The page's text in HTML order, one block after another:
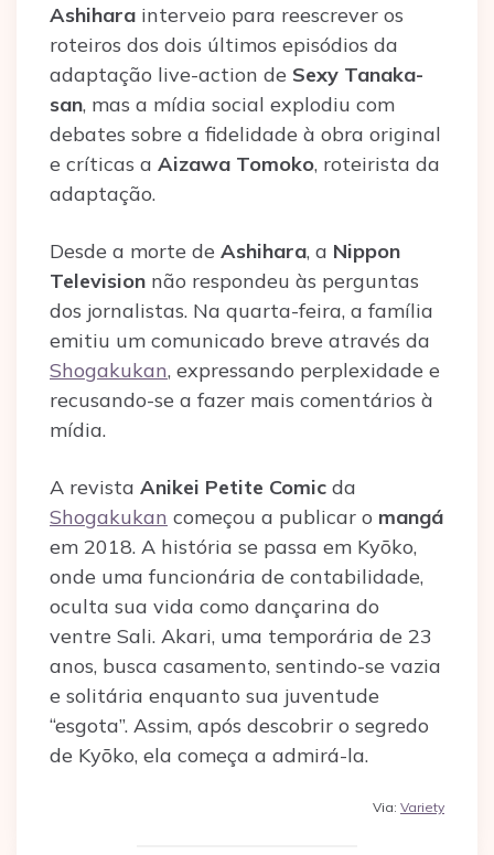
Ashihara interveio para reescrever os
roteiros dos dois últimos episódios da
adaptação live-action de Sexy Tanaka-
san, mas a mídia social explodiu com
debates sobre a fidelidade à obra original
e críticas a Aizawa Tomoko, roteirista da
adaptação.
Desde a morte de Ashihara, a Nippon
Television não respondeu às perguntas
dos jornalistas. Na quarta-feira, a família
emitiu um comunicado breve através da
Shogakukan, expressando perplexidade e
recusando-se a fazer mais comentários à
mídia.
A revista Anikei Petite Comic da
Shogakukan começou a publicar o mangá
em 2018. A história se passa em Kyōko,
onde uma funcionária de contabilidade,
oculta sua vida como dançarina do
ventre Sali. Akari, uma temporária de 23
anos, busca casamento, sentindo-se vazia
e solitária enquanto sua juventude
“esgota”. Assim, após descobrir o segredo
de Kyōko, ela começa a admirá-la.
Via: Variety